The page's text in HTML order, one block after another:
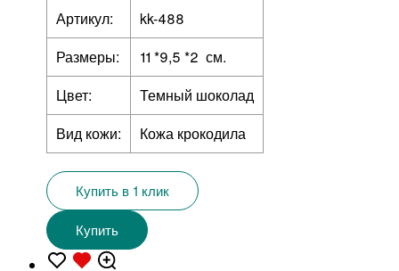
Артикул:
kk-488
Размеры:
11 *9,5 *2 см.
Цвет:
Темный шоколад
Вид кожи:
Кожа крокодила
Купить в 1 клик
Купить